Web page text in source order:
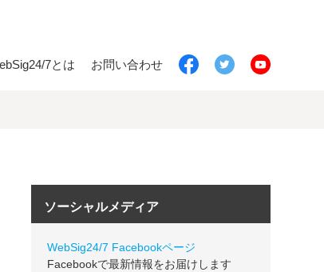
7とは お問い合わせ
ソーシャルメディア
WebSig24/7 Facebookページ
Facebookで最新情報をお届けします